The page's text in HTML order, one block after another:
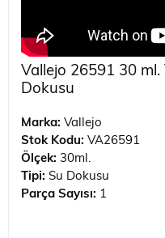
Vallejo 26591 30
Dokusu
Marka: Vallejo
Stok Kodu: VA26591
Ölçek: 30ml.
Tipi: Su Dokusu
Parça Sayısı: 1